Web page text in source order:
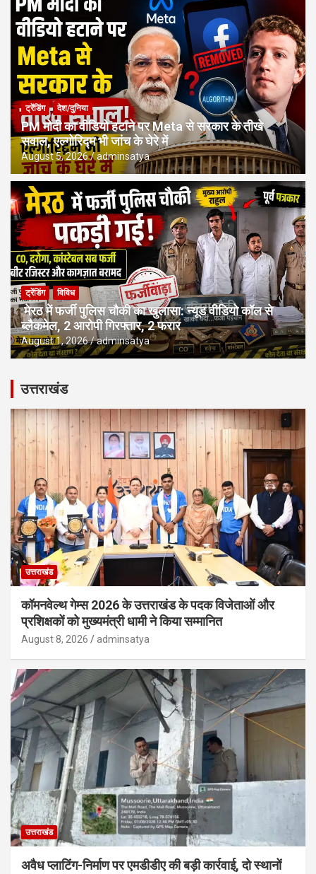
ट्रेंडिंग देश/दुनिया
PM मोदी का वीडियो हटाने पर Meta से सरकार के तीखे
सवाल, एल्गोरिद्म भी जांच के घेरे में
August 5, 2026 adminsatya
ट्रेंडिंग विविध
मेरठ में फर्जी पुलिस चौकी का खुलासा: न्यूड वीडियो कॉल से
ब्लैकमेल, 2 आरोपी गिरफ्तार, 2 फरार
August 1, 2026 adminsatya
उत्तराखंड
उत्तराखंड
कॉमनवेल्थ गेम्स 2026 के उत्तराखंड के पदक विजेताओं और
प्रशिक्षकों को मुख्यमंत्री धामी ने किया सम्मानित
August 8, 2026 adminsatya
उत्तराखंड
अवैध प्लाटिंग-निर्माण पर एमडीडीए की बड़ी कार्रवाई, दो स्थानों